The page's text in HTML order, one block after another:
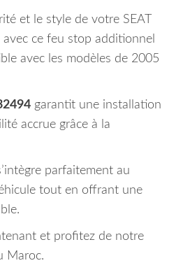
et le style de votre SEAT
avec ce feu stop additionnel
avec les modèles de 2005
garantit une installation
accrue grâce à la
parfaitement au
tout en offrant une
et profitez de notre
Maroc.